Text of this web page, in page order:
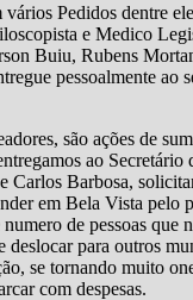
vários Pedidos dentre
e Medico
Buiu, Rubens
pessoalmente ao
são ações de
ao Secretário
Carlos Barbosa,
em Bela Vista pelo
de pessoas que
deslocar para outros
se tornando muito
com despesas.